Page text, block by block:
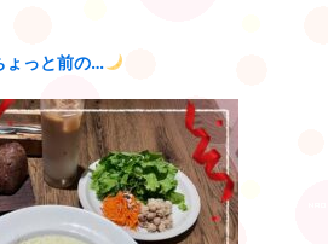
ょっと前の…